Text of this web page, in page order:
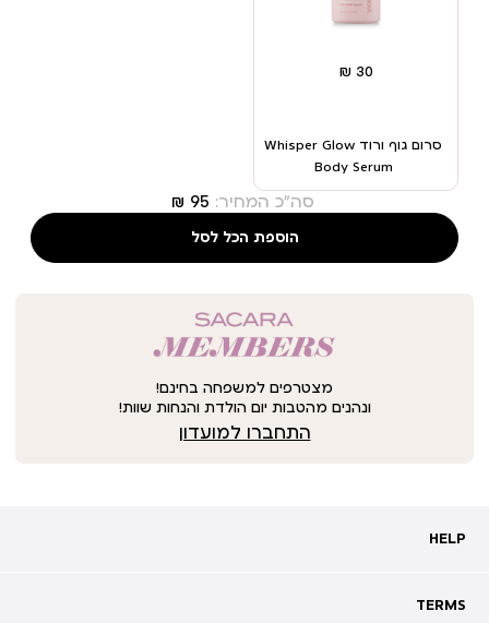
סרום גוף ורוד Whisper Glow
Body Serum
סה"כ המחיר:
הוספת הכל לסל
מצטרפים למשפחה בחינם!
ונהנים מהטבות יום הולדת והנחות שוות!
התחברו למועדון
HELP
HELP
שאלות ותשובות
TERMS
TERMS